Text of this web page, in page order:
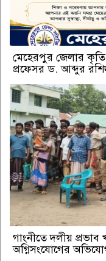
মেহেরপুর জেলার কৃতি
প্রফেসর ড. আব্দুর
গাংনীতে দলীয়
অগ্নিসংযোগের